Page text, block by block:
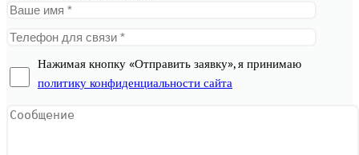
Нажимая кнопку «Отправить заявку», я принимаю
политику конфиденциальности сайта